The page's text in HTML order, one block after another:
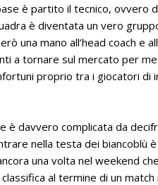
è partito il tecnico, ovvero
è diventata un vero
una mano all’head coach e
a tornare sul mercato per
proprio tra i giocatori di
è davvero complicata da
nella testa dei biancoblù
una volta nel weekend
al termine di un